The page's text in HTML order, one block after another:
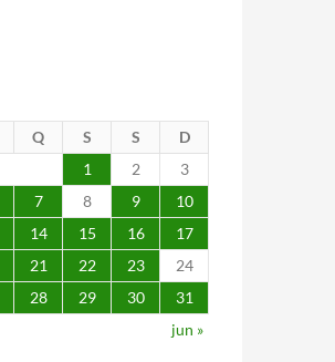
Q S S
D
1
2
3
7 8 9
10
14 15 16
17
21 22 23
24
28 29 30
31
jun »